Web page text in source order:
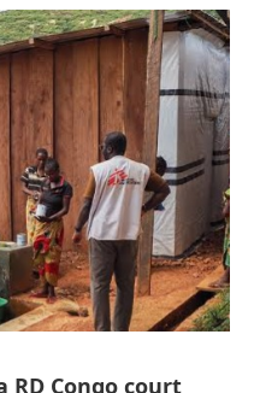
RD Congo court